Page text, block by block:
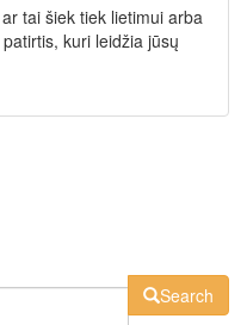
tai šiek tiek lietimui arba
kuri leidžia jūsų
Search